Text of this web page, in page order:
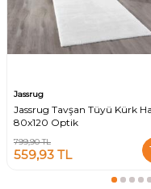
Jassrug
Jassrug Tavşan Tüyü Kürk
80x120 Optik
799,90TL
559,93 TL